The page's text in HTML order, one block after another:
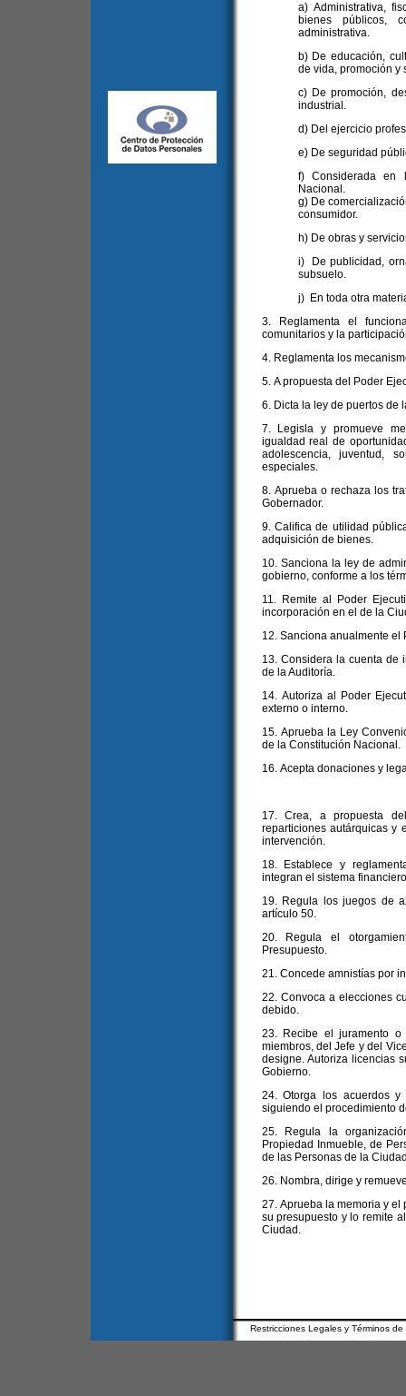
a) Administrativa,
bienes públicos,
administrativa.
b) De educación,
de vida, promoción y
c) De promoción,
industrial.
d) Del ejercicio
e) De seguridad
f) Considerada en
Nacional.
g) De
consumidor.
h) De obras y
i) De publicidad,
subsuelo.
j) En toda otra
3. Reglamenta el
comunitarios y la
4. Reglamenta los
5. A propuesta del Poder
6. Dicta la ley de puertos de
7. Legisla y promueve
igualdad real de
adolescencia, juventud,
especiales.
8. Aprueba o rechaza los
Gobernador.
9. Califica de utilidad
adquisición de bienes.
10. Sanciona la ley de
gobierno, conforme a los
11. Remite al Poder
incorporación en el de la
12. Sanciona anualmente el
13. Considera la cuenta de
de la Auditoría.
14. Autoriza al Poder
externo o interno.
15. Aprueba la Ley
de la Constitución Nacional.
16. Acepta donaciones y
17. Crea, a propuesta
reparticiones autárquicas y
intervención.
18. Establece y
integran el sistema
19. Regula los juegos de
artículo 50.
20. Regula el
Presupuesto.
21. Concede amnistías por
22. Convoca a elecciones
debido.
23. Recibe el juramento
miembros, del Jefe y del
designe. Autoriza licencias
Gobierno.
24. Otorga los acuerdos y
siguiendo el procedimiento
25. Regula la
Propiedad Inmueble, de
de las Personas de la
26. Nombra, dirige y
27. Aprueba la memoria y
su presupuesto y lo remite
Ciudad.
Restricciones Legales y Términos de